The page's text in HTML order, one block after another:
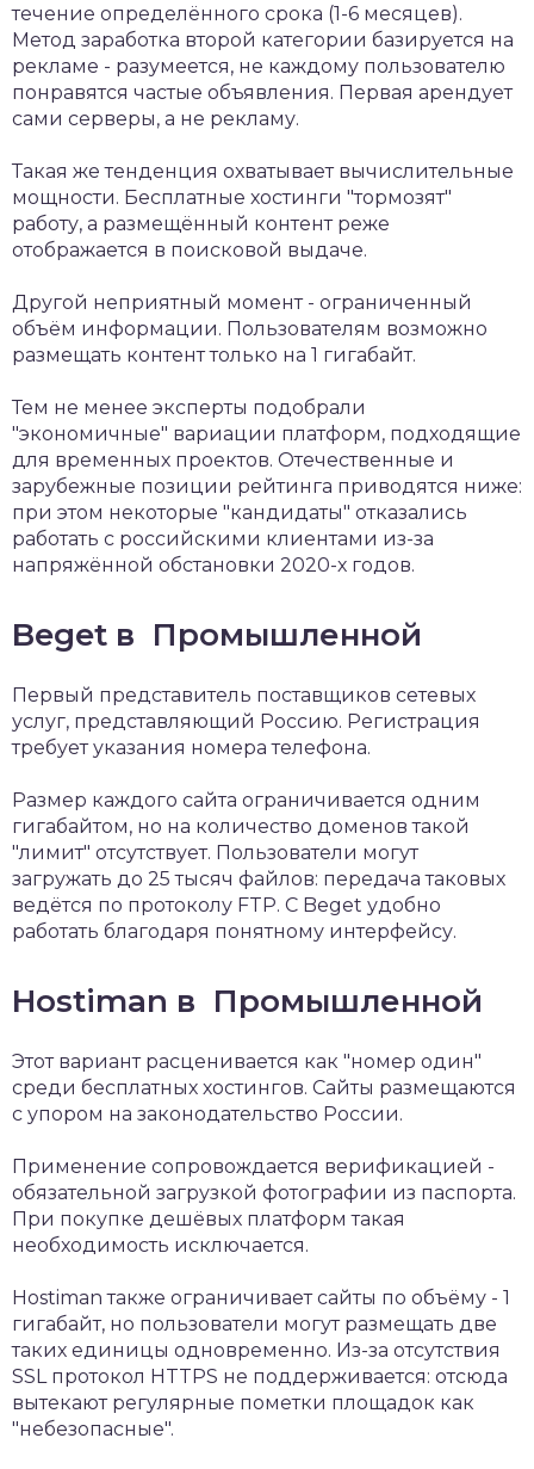
течение определённого срока (1-6 месяцев).
Метод заработка второй категории базируется на
рекламе - разумеется, не каждому пользователю
понравятся частые объявления. Первая арендует
сами серверы, а не рекламу.
Такая же тенденция охватывает вычислительные
мощности. Бесплатные хостинги "тормозят"
работу, а размещённый контент реже
отображается в поисковой выдаче.
Другой неприятный момент - ограниченный
объём информации. Пользователям возможно
размещать контент только на 1 гигабайт.
Тем не менее эксперты подобрали
"экономичные" вариации платформ, подходящие
для временных проектов. Отечественные и
зарубежные позиции рейтинга приводятся ниже:
при этом некоторые "кандидаты" отказались
работать с российскими клиентами из-за
напряжённой обстановки 2020-х годов.
Beget в Промышленной
Первый представитель поставщиков сетевых
услуг, представляющий Россию. Регистрация
требует указания номера телефона.
Размер каждого сайта ограничивается одним
гигабайтом, но на количество доменов такой
"лимит" отсутствует. Пользователи могут
загружать до 25 тысяч файлов: передача таковых
ведётся по протоколу FTP. С Beget удобно
работать благодаря понятному интерфейсу.
Hostiman в Промышленной
Этот вариант расценивается как "номер один"
среди бесплатных хостингов. Сайты размещаются
с упором на законодательство России.
Применение сопровождается верификацией -
обязательной загрузкой фотографии из паспорта.
При покупке дешёвых платформ такая
необходимость исключается.
Hostiman также ограничивает сайты по объёму - 1
гигабайт, но пользователи могут размещать две
таких единицы одновременно. Из-за отсутствия
SSL протокол HTTPS не поддерживается: отсюда
вытекают регулярные пометки площадок как
"небезопасные".